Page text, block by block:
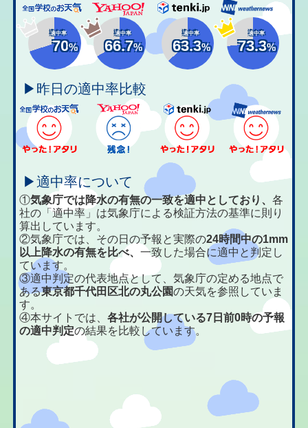
適中率
70%
適中率
66.7%
適中率
63.3%
適中率
73.3%
▶昨日の適中率比較
▶適中率について
①気象庁では降水の有無の一致を適中としており、各
社の「適中率」は気象庁による検証方法の基準に則り
算出しています。
②気象庁では、その日の予報と実際の24時間中の1mm
以上降水の有無を比べ、一致した場合に適中と判定し
ています。
③適中判定の代表地点として、気象庁の定める地点で
ある東京都千代田区北の丸公園の天気を参照していま
す。
④本サイトでは、各社が公開している7日前0時の予報
の適中判定の結果を比較しています。